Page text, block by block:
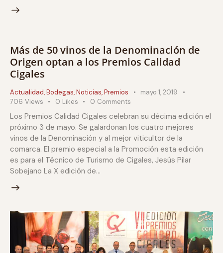
Más de 50 vinos de la Denominación de
Origen optan a los Premios Calidad
Cigales
Actualidad,Bodegas,Noticias,Premios
mayo 1, 2019
706 Views 0 Likes 0 Comments
Los Premios Calidad Cigales celebran su décima edición el
próximo 3 de mayo. Se galardonan los cuatro mejores
vinos de la Denominación y al mejor viticultor de la
comarca. El premio especial a la Promoción esta edición
es para el Técnico de Turismo de Cigales, Jesús Pilar
Sobejano La X edición de…